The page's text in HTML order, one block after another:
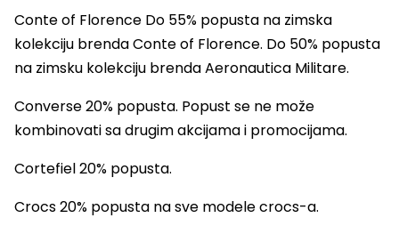
Conte of Florence Do 55% popusta na zimska
kolekciju brenda Conte of Florence. Do 50% popusta
na zimsku kolekciju brenda Aeronautica Militare.
Converse 20% popusta. Popust se ne može
kombinovati sa drugim akcijama i promocijama.
Cortefiel 20% popusta.
Crocs 20% popusta na sve modele crocs-a.